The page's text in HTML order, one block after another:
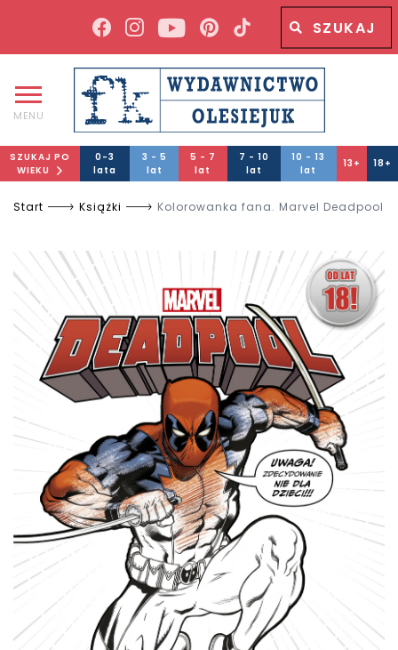
Wyszukiwana fraza
MENU
SZUKAJ PO
WIEKU
0-3
lata
3 - 5
lat
5 - 7
lat
7 - 10
lat
10 - 13
lat
13+ 18+
Start Książki Kolorowanka fana. Marvel Deadpool